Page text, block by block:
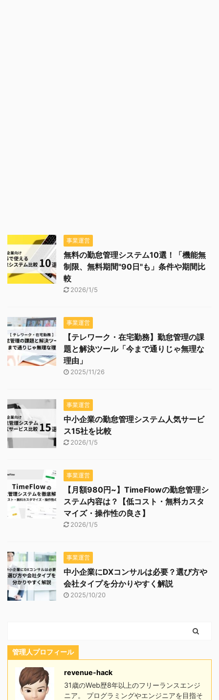
事業運営
無料の勤怠管理システム10選！「機能無
制限、無料期間"90日"も」条件や期間比
較
2026/1/5
事業運営
【テレワーク・在宅勤務】勤怠管理の課
題と解決ツール「今まで通りじゃ無理な
理由」
2025/11/26
事業運営
中小企業の勤怠管理システム人気サービ
ス15社を比較
2026/1/5
事業運営
【月額980円~】TimeFlowの勤怠管理シ
ステム内容は？【低コスト・無料カスタ
マイズ・操作性の良さ】
2026/1/5
事業運営
中小企業にDXコンサルは必要？選び方や
会社タイプを分かりやすく解説
2025/10/20
管理人プロフィール
revenue-hack
31歳のWeb歴8年以上のフリーランスエンジ
ニア。 プログラミングやエンジニアを目指そ